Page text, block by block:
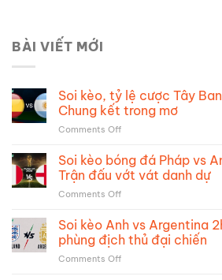
BÀI VIẾT MỚI
Soi kèo, tỷ lệ cược Tây
Chung kết trong mơ
Comments Offon
tỷ
lệ
cược
Ban
Nha
Soi kèo bóng đá Pháp vs
Trận đấu vớt vát danh dự
Comments Offon
kèo
bóng
đá
Pháp
Soi kèo Anh vs Argentina
phùng địch thủ đại chiến
Comments Offon